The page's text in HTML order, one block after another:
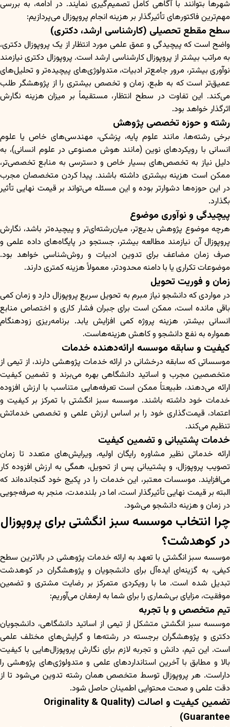
شهرها بتوانند با آگاهی کامل تصمیم‌گیری نمایند. در ادامه، به بررسی
مهم‌ترین فاکتورهای تأثیرگذار بر هزینه انجام پروپوزال می‌پردازیم:
سطح مقطع تحصیلی (کارشناسی ارشد، دکتری)
واضح است که پیچیدگی و عمق علمی مورد انتظار از یک پروپوزال دکتری،
به مراتب بیشتر از پروپوزال کارشناسی ارشد است. پروپوزال دکتری نیازمند
نوآوری بیشتر، مرور جامع‌تر ادبیات، متدولوژی‌های پیچیده‌تر و تحلیل‌های
عمیق‌تر است که به طبع، زمان و تخصص بیشتری را از پژوهشگر طلب
می‌کند. این تفاوت در سطح انتظار، مستقیماً بر میزان هزینه نگارش
اثرگذار خواهد بود.
رشته و حوزه تخصصی پژوهش
برخی رشته‌ها، مانند علوم پایه، پزشکی، مهندسی‌های خاص یا علوم
انسانی با رویکردهای نوین (مانند هوش مصنوعی در علوم انسانی)، به
دلیل نیاز به تخصص‌های بسیار خاص و دسترسی به منابع تخصصی‌تر،
ممکن است هزینه بیشتری داشته باشند. پیدا کردن متخصصان مجرب
در این حوزه‌ها دشوارتر بوده و این مسئله می‌تواند بر قیمت نهایی تأثیر
بگذارد.
پیچیدگی و نوآوری موضوع
هرچه موضوع پژوهش بدیع‌تر، میان‌رشته‌ای‌تر و پیچیده‌تر باشد، نگارش
پروپوزال آن نیازمند مطالعه بیشتر، جستجو در پایگاه‌های داده علمی و
صرف زمان مضاعف برای تدوین ادبیات و روش‌شناسی خواهد بود.
موضوعات تکراری یا با دامنه محدودتر، معمولاً هزینه کمتری دارند.
زمان و فوریت تحویل
در مواردی که دانشجو نیاز مبرم به تحویل سریع پروپوزال دارد و زمان کمی
باقی مانده است، ممکن است برای جبران فشار کاری و اختصاص منابع
انسانی بیشتر، هزینه پروژه کمی افزایش یابد. برنامه‌ریزی زودهنگام
همواره به نفع دانشجو و کاهش هزینه‌هاست.
کیفیت و سابقه موسسه ارائه‌دهنده خدمات
موسساتی که سابقه درخشانی در ارائه خدمات پژوهشی دارند، از تیمی از
متخصصین مجرب و اساتید دانشگاهی بهره می‌برند و تضمین کیفیت
ارائه می‌دهند، طبیعتاً ممکن است تعرفه‌هایی متناسب با ارزش افزوده
خدمات خود داشته باشند. موسسه سبز انگشتی با تمرکز بر کیفیت و
اعتماد، قیمت‌گذاری خود را بر اساس ارزش علمی و تخصصی خدماتش
تنظیم می‌کند.
خدمات پشتیبانی و تضمین کیفیت
ارائه خدماتی نظیر مشاوره رایگان اولیه، ویرایش‌های متعدد تا زمان
تصویب پروپوزال، و پشتیبانی پس از تحویل، همگی به ارزش افزوده کار
می‌افزایند. موسسات معتبر، این خدمات را در پکیج خود گنجانده‌اند که
البته بر قیمت نهایی تأثیرگذار است، اما در بلندمدت، منجر به صرفه‌جویی
در زمان و هزینه دانشجو می‌شود.
چرا انتخاب موسسه سبز انگشتی برای پروپوزال
در کوهدشت؟
موسسه سبز انگشتی با تعهد به ارائه خدمات پژوهشی در بالاترین سطح
کیفی، به گزینه‌ای ایده‌آل برای دانشجویان و پژوهشگران در کوهدشت
تبدیل شده است. ما با رویکردی متمرکز بر رضایت مشتری و تضمین
موفقیت، مزایای بی‌شماری را برای شما به ارمغان می‌آوریم:
تیم متخصص و با تجربه
موسسه سبز انگشتی متشکل از تیمی از اساتید دانشگاهی، دانشجویان
دکتری و پژوهشگران برجسته در رشته‌ها و گرایش‌های مختلف علمی
است. این تیم، دانش و تجربه لازم برای نگارش پروپوزال‌هایی با کیفیت
بالا و مطابق با آخرین استانداردهای علمی و متدولوژی‌های پژوهشی را
داراست. هر پروپوزال توسط متخصص همان رشته تدوین می‌شود تا از
دقت علمی و صحت محتوایی اطمینان حاصل شود.
تضمین کیفیت و اصالت (Originality & Quality
Guarantee)